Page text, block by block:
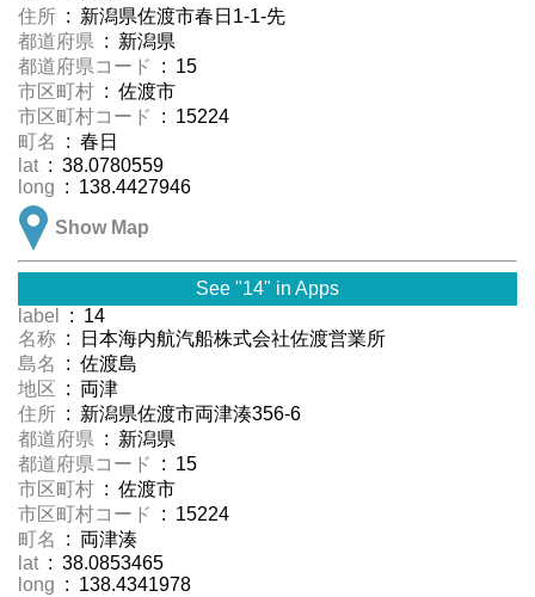
住所 : 新潟県佐渡市春日1-1-先
都道府県 : 新潟県
都道府県コード
: 15
市区町村 : 佐渡市
市区町村コード
: 15224
町名
: 春日
lat : 38.0780559
long : 138.4427946
Show Map
See "14" in Apps
label
: 14
名称 : 日本海内航汽船株式会社佐渡営業所
島名
: 佐渡島
地区 : 両津
住所 : 新潟県佐渡市両津湊356-6
都道府県 : 新潟県
都道府県コード
: 15
市区町村 : 佐渡市
市区町村コード
: 15224
町名
: 両津湊
lat : 38.0853465
long : 138.4341978